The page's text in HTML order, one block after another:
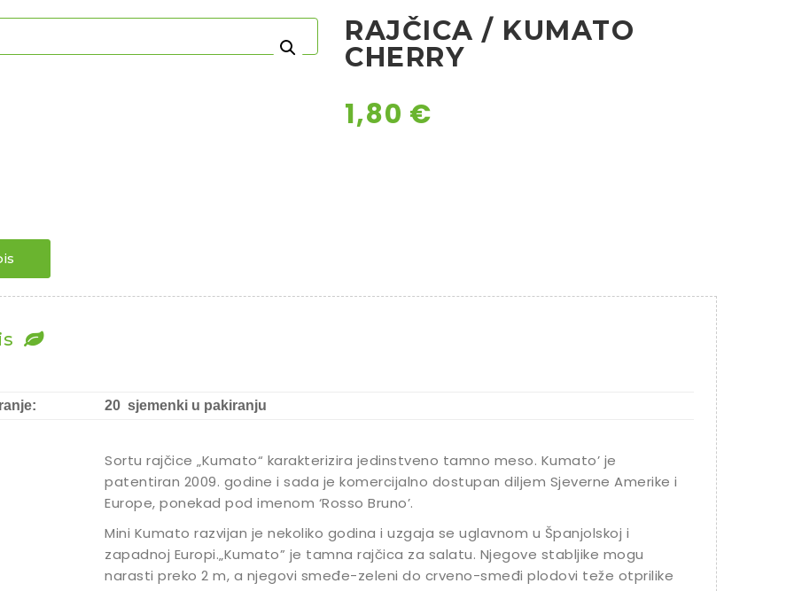
RAJČICA / KUMATO
CHERRY
1,80 €
20 sjemenki u pakiranju
Sortu rajčice „Kumato“ karakterizira jedinstveno tamno meso. Kumato’ je
patentiran 2009. godine i sada je komercijalno dostupan diljem Sjeverne Amerike i
Europe, ponekad pod imenom ‘Rosso Bruno’.
Mini Kumato razvijan je nekoliko godina i uzgaja se uglavnom u Španjolskoj i
zapadnoj Europi.„Kumato” je tamna rajčica za salatu. Njegove stabljike mogu
narasti preko 2 m, a njegovi smeđe-zeleni do crveno-smeđi plodovi teže otprilike